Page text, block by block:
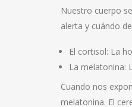
Nuestro cuerpo
alerta y cuándo
El cortisol: La
La melatonina:
Cuando nos
melatonina. El